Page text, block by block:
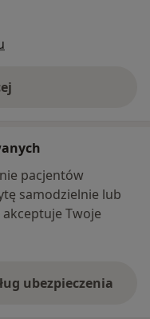
pacjentów
samodzielnie lub
Twoje
ubezpieczenia